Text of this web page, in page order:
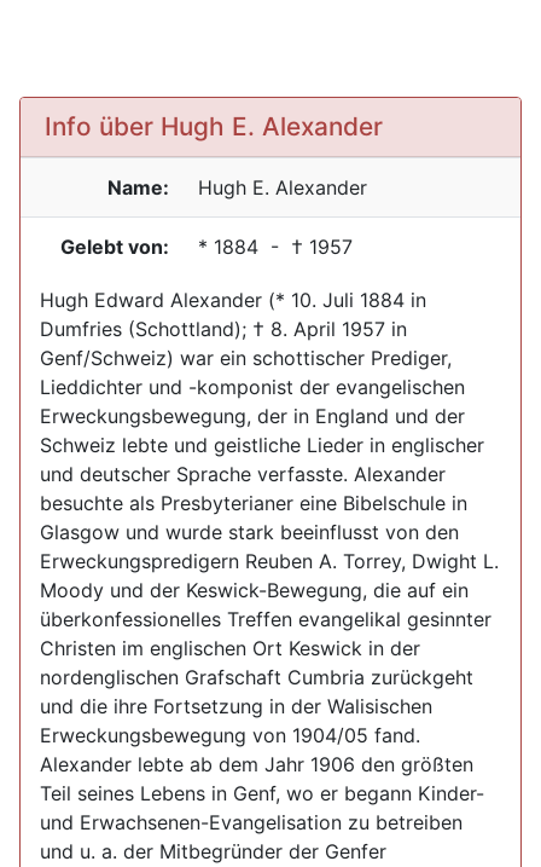
Info über Hugh E. Alexander
Name: Hugh E. Alexander
Gelebt von: * 1884 - † 1957
Hugh Edward Alexander (* 10. Juli 1884 in
Dumfries (Schottland); † 8. April 1957 in
Genf/Schweiz) war ein schottischer Prediger,
Lieddichter und -komponist der evangelischen
Erweckungsbewegung, der in England und der
Schweiz lebte und geistliche Lieder in englischer
und deutscher Sprache verfasste. Alexander
besuchte als Presbyterianer eine Bibelschule in
Glasgow und wurde stark beeinflusst von den
Erweckungspredigern Reuben A. Torrey, Dwight L.
Moody und der Keswick-Bewegung, die auf ein
überkonfessionelles Treffen evangelikal gesinnter
Christen im englischen Ort Keswick in der
nordenglischen Grafschaft Cumbria zurückgeht
und die ihre Fortsetzung in der Walisischen
Erweckungsbewegung von 1904/05 fand.
Alexander lebte ab dem Jahr 1906 den größten
Teil seines Lebens in Genf, wo er begann Kinder-
und Erwachsenen-Evangelisation zu betreiben
und u. a. der Mitbegründer der Genfer